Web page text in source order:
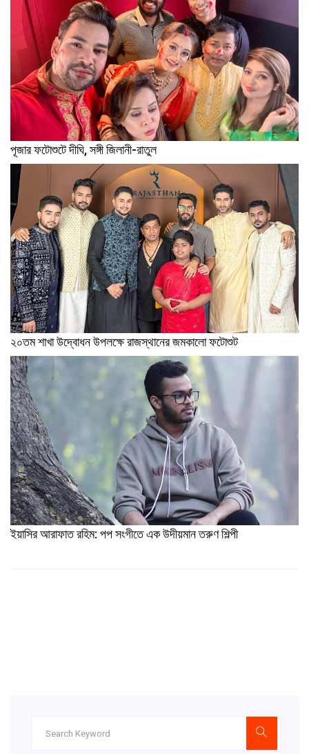
পূজার ফটোশুটে দীঘি, সঙ্গী জিলানী-রাতুল
২০তম শাখা উদ্বোধন উপলক্ষে রাজস্থানের জমকালো ফটোশুট
ইয়াসির আরাফাত রহিম: পপ সংগীতে এক উদীয়মান তরুণ শিল্পী